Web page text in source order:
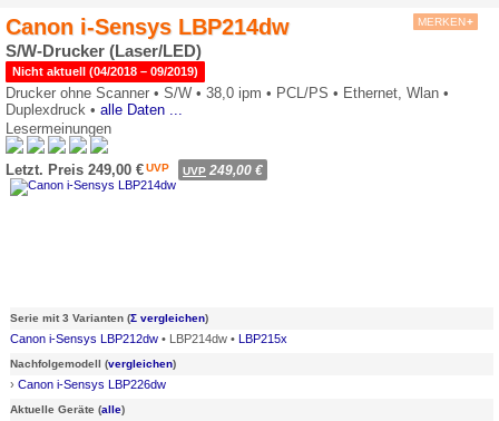
MERKEN+
Canon i-Sensys LBP214dw
S/W-Drucker (Laser/LED)
Nicht aktuell (04/2018 – 09/2019)
Drucker ohne Scanner • S/W • 38,0 ipm • PCL/PS • Ethernet, Wlan •
Duplexdruck • alle Daten ...
Lesermeinungen
Letzt. Preis 249,00 €UVP UVP 249,00 €
Serie mit 3 Varianten (Σ vergleichen)
Canon i-Sensys LBP212dw • LBP214dw • LBP215x
Nachfolgemodell (vergleichen)
› Canon i-Sensys LBP226dw
Aktuelle Geräte (alle)